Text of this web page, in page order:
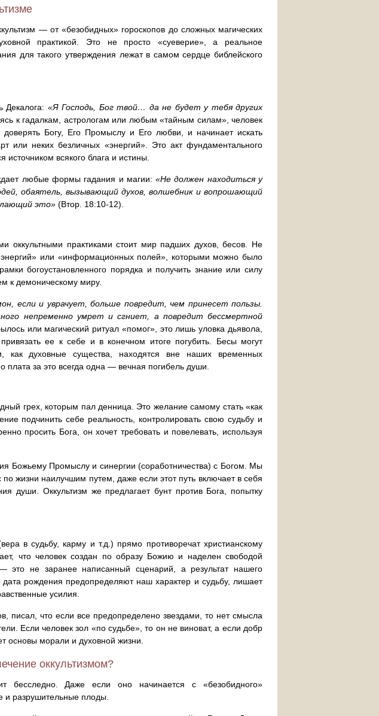
— от «безобидных» гороскопов до сложных магических
практикой. Это не просто «суеверие», а реальное
для такого утверждения лежат в самом сердце библейского
Декалога: «Я Господь, Бог твой… да не будет у тебя других
к гадалкам, астрологам или любым «тайным силам», человек
Богу, Его Промыслу и Его любви, и начинает искать
или неких безличных «энергий». Это акт фундаментального
всякого блага и истины.
любые формы гадания и магии:«Не должен находиться у
обаятель, вызывающий духов, волшебник и вопрошающий
это» (Втор. 18:10-12).
оккультными практиками стоит мир падших духов, бесов. Не
энергий» или «информационных полей», которыми можно было
богоустановленного порядка и получить знание или силу
к демоническому миру.
если и уврачует, больше повредит, чем принесет пользы.
непременно умрет и сгниет, а повредит бессмертной
или магический ритуал «помог», это лишь уловка дьявола,
ее к себе и в конечном итоге погубить. Бесы могут
как духовные существа, находятся вне наших временных
за это всегда одна — вечная погибель души.
грех, которым пал денница. Это желание самому стать «как
подчинить себе реальность, контролировать свою судьбу и
просить Бога, он хочет требовать и повелевать, используя
Божьему Промыслу и синергии (соработничества) с Богом. Мы
жизни наилучшим путем, даже если этот путь включает в себя
души. Оккультизм же предлагает бунт против Бога, попытку
в судьбу, карму и т.д.) прямо противоречат христианскому
что человек создан по образу Божию и наделен свободой
не заранее написанный сценарий, а результат нашего
рождения предопределяют наш характер и судьбу, лишает
усилия.
писал, что если все предопределено звездами, то нет смысла
Если человек зол «по судьбе», то он не виноват, а если добр
основы морали и духовной жизни.
оккультизмом?
бесследно. Даже если оно начинается с «безобидного»
и разрушительные плоды.